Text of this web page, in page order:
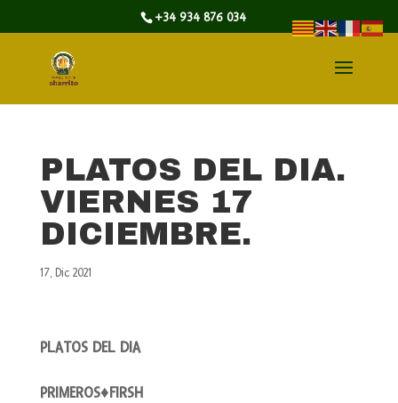
+34 934 876 034
PLATOS DEL DIA.
VIERNES 17
DICIEMBRE.
17, Dic 2021
PLATOS DEL DIA
PRIMEROS♦FIRSH